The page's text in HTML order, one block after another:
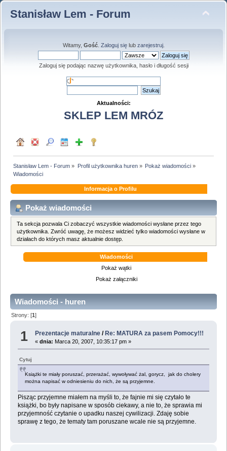
Stanisław Lem - Forum
Witamy, Gość. Zaloguj sięlub zarejestruj.
Zaloguj się podając nazwę użytkownika, hasło i długość sesji
Aktualności:
SKLEP LEM MRÓZ
Stanisław Lem - Forum » Profil użytkownika huren» Pokaż wiadomości»
Wiadomości
Informacja o Profilu
Pokaż wiadomości
Ta sekcja pozwala Ci zobaczyć wszystkie wiadomości wysłane przez tego
użytkownika. Zwróć uwagę, że możesz widzieć tylko wiadomości wysłane w
działach do których masz aktualnie dostęp.
Wiadomości
Pokaż wątki
Pokaż załączniki
Wiadomości - huren
Strony: [1]
1 Prezentacje maturalne / Re: MATURA za pasem Pomocy!!!
«dnia: Marca 20, 2007, 10:35:17 pm »
Cytuj
Książki te miały poruszać, przerażać, wywoływać żal, gorycz, jak do cholery
można napisać w odniesieniu do nich, że są przyjemne.
Pisząc przyjemne miałem na myśli to, że fajnie mi się czytało te
książki, bo były napisane w sposób ciekawy, a nie to, że sprawia mi
przyjemność czytanie o upadku naszej cywilizacji. Zdaję sobie
sprawę z tego, że tematy tam poruszane wcale nie są przyjemne.